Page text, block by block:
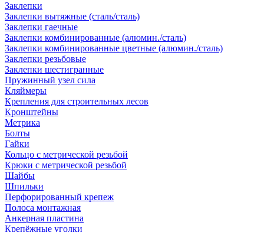
Заклепки
Заклепки вытяжные (сталь/сталь)
Заклепки гаечные
Заклепки комбинированные (алюмин./сталь)
Заклепки комбинированные цветные (алюмин./сталь)
Заклепки резьбовые
Заклепки шестигранные
Пружинный узел сила
Кляймеры
Крепления для строительных лесов
Кронштейны
Метрика
Болты
Гайки
Кольцо с метрической резьбой
Крюки с метрической резьбой
Шайбы
Шпильки
Перфорированный крепеж
Полоса монтажная
Анкерная пластина
Крепёжные уголки